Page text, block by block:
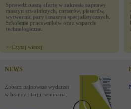
Sprawdź naszą ofertę w zakresie naprawy
maszyn szwalniczych, cutterów, ploterów,
wytwornic pary i maszyn specjalistycznych.
Szkolenie pracowników oraz wsparcie
technologiczne.
>>Czytaj wiecej
NEWS
Zobacz najnowsze wydarzenia
w branży : targi, seminaria,